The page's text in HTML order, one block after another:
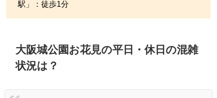
駅」：徒歩1分
大阪城公園お花見の平日・休日の混雑
状況は？